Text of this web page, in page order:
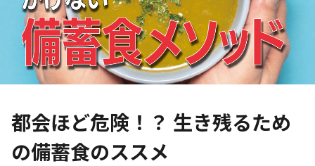
都会ほど危険！？ 生き残るため
の備蓄食のススメ